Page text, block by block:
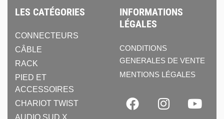
LES CATÉGORIES
CONNECTEURS
CÂBLE
RACK
PIED ET
ACCESSOIRES
CHARIOT TWIST
INFORMATIONS
LÉGALES
CONDITIONS
GENERALES DE VENTE
MENTIONS LÉGALES